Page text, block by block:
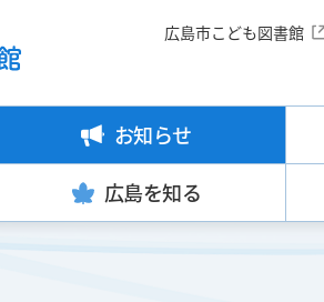
広島市こども図書館
お知らせ
広島を知る